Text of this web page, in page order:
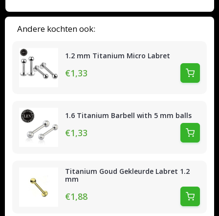
Andere kochten ook:
1.2 mm Titanium Micro Labret
€1,33
1.6 Titanium Barbell with 5 mm balls
€1,33
Titanium Goud Gekleurde Labret 1.2
mm
€1,88